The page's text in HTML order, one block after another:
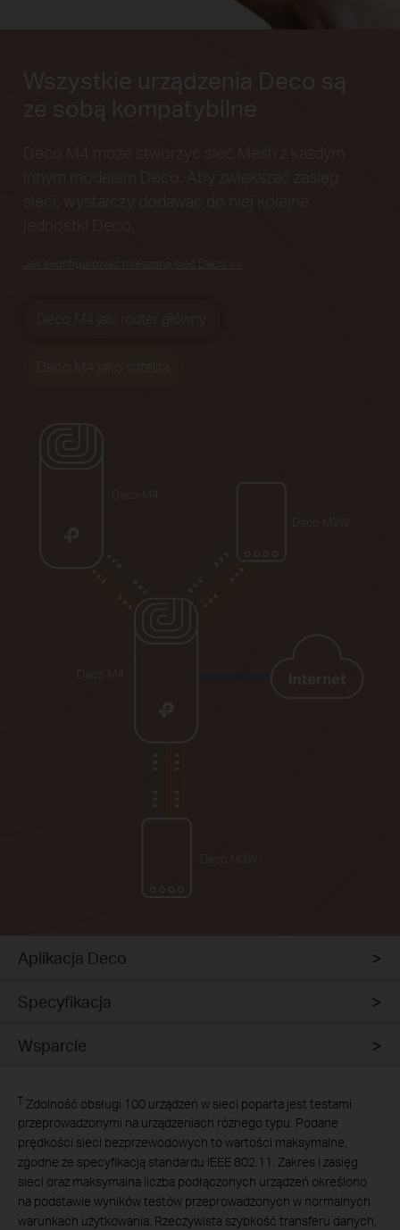
Wszystkie urządzenia Deco są
ze sobą kompatybilne
Deco M4 może stworzyć sieć Mesh z każdym
modelem Deco. Aby zwiększać zasięg
sieci,
wystarczy dodawać do niej kolejne
jednostki Deco.
Jak skonfigurować mieszaną sieć Deco >>
Deco M4 jaki router główny
Deco M4
Deco M4
Deco M3W
Deco M3W
Aplikacja Deco
Specyfikacja
Wsparcie
† Zdolność obsługi 100 urządzeń w sieci poparta jest testami
przeprowadzonymi na urządzeniach różnego typu. Podane
prędkości sieci bezprzewodowych to wartości maksymalne,
zgodne ze specyfikacją standardu IEEE 802.11. Zakres i zasięg
sieci oraz maksymalna liczba podłączonych urządzeń określono
na podstawie wyników testów przeprowadzonych w normalnych
warunkach użytkowania. Rzeczywista szybkość transferu danych,